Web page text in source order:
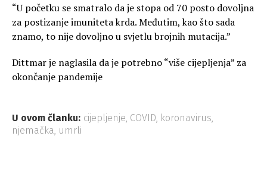
“U početku se smatralo da je stopa od 70 posto dovoljna
za postizanje imuniteta krda. Međutim, kao što sada
znamo, to nije dovoljno u svjetlu brojnih mutacija.”
Dittmar je naglasila da je potrebno “više cijepljenja” za
okončanje pandemije
U ovom članku: cijepljenje COVID koronavirus
njemačka umrli